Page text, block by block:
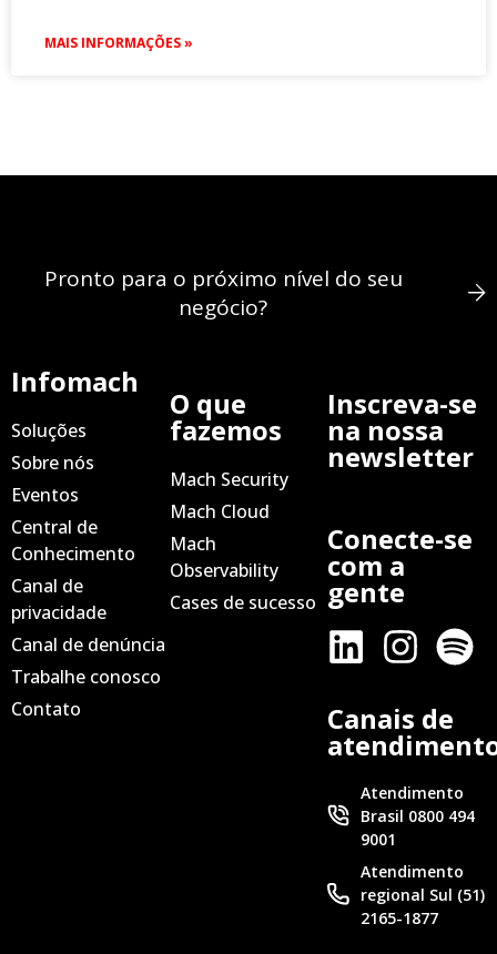
MAIS INFORMAÇÕES »
Pronto para o próximo nível do seu
negócio?
Infomach
Soluções
Sobre nós
Eventos
Central de
Conhecimento
Canal de
privacidade
Canal de denúncia
Trabalhe conosco
Contato
O que
fazemos
Mach Security
Mach Cloud
Mach
Observability
Cases de sucesso
Inscreva-se
na nossa
newsletter
Conecte-se
com a
gente
Canais de
Atendimento
Brasil 0800 494
9001
Atendimento
regional Sul (51)
2165-1877